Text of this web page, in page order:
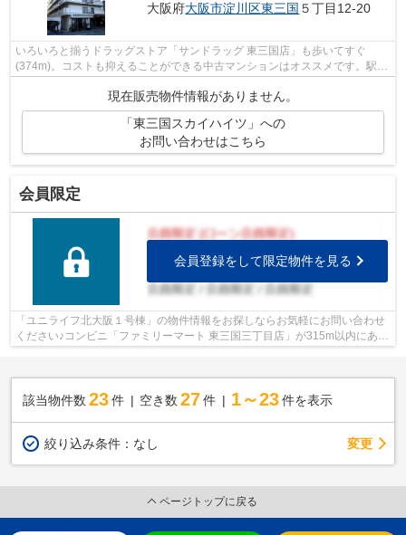
大阪府大阪市淀川区東三国 ５丁目12-20
いろいろと揃うドラッグストア「サンドラッグ 東三国店」も歩いてすぐ
(374m)。コストも抑えることができる中古マンションはオススメです。駅ま
で徒歩4分の位置にある、好立地な物件で...
現在販売物件情報がありません。
「東三国スカイハイツ」への
お問い合わせはこちら
会員限定
会員登録をして限定物件を見る
「ユニライフ北大阪１号棟」の物件情報をお探しならお気軽にお問い合わせ
ください♪コンビニ「ファミリーマート 東三国三丁目店」が315m以内にある
物件です♪駅まで徒歩6分の場所にある...
該当物件数 23件 空き数 27 件 1～23 件を表示
絞り込み条件： なし 変更
ページトップに戻る